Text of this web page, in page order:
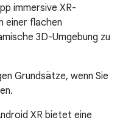
immersive XR-
einer flachen
3D-Umgebung zu
Grundsätze, wenn Sie
XR bietet eine